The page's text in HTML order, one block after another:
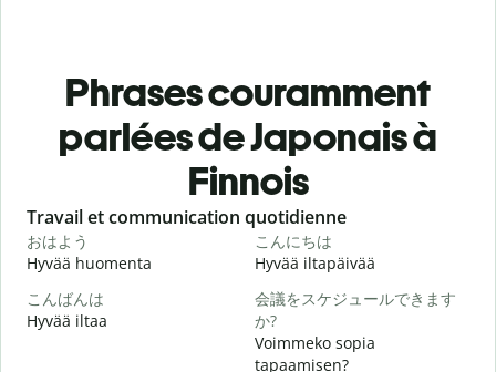
Phrases couramment
parlées de Japonais à
Finnois
Slide 1 of 6
Travail et communication quotidienne
おはよう
Hyvää huomenta
こんにちは
Hyvää iltapäivää
こんばんは
Hyvää iltaa
会議をスケジュールできます
か?
Voimmeko sopia
tapaamisen?